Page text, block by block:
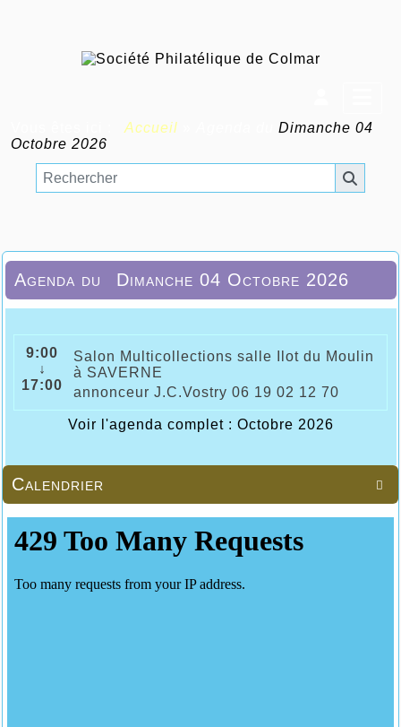
Accueil
Dimanche 04
Octobre 2026

Calendrier
Agenda du Dimanche 04 Octobre 2026
9:00
↓
17:00
Salon Multicollections salle Ilot du Moulin
à SAVERNE
annonceur J.C.Vostry 06 19 02 12 70
Voir l'agenda complet : Octobre 2026